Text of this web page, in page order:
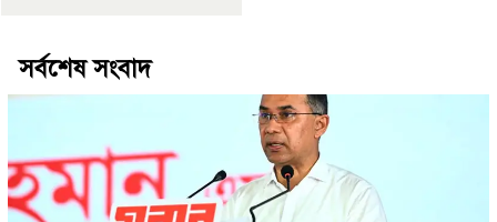
সর্বশেষ সংবাদ